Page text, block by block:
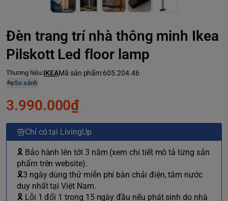
Đèn trang trí nhà thông minh Ikea
Pilskott Led floor lamp
Thương hiệu:IKEAMã sản phẩm:605.204.46
So sánh
3.990.000₫
Chỉ có tại LivingUp
🎗 Bảo hành lên tới 3 năm (xem chi tiết mô tả từng sản
phẩm trên website).
🎗3 ngày dùng thử miễn phí bàn chải điện, tăm nước
duy nhất tại Việt Nam.
🎗 Lỗi 1 đổi 1 trong 15 ngày đầu nếu phát sinh do nhà